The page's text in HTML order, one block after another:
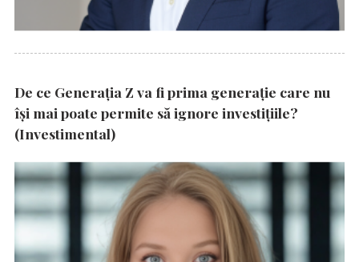
De ce Generația Z va fi prima generație care nu
își mai poate permite să ignore investițiile?
(Investimental)